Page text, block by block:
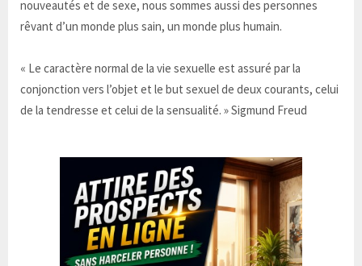
nouveautés et de sexe, nous sommes aussi des personnes
rêvant d’un monde plus sain, un monde plus humain.
« Le caractère normal de la vie sexuelle est assuré par la
conjonction vers l’objet et le but sexuel de deux courants, celui
de la tendresse et celui de la sensualité. » Sigmund Freud